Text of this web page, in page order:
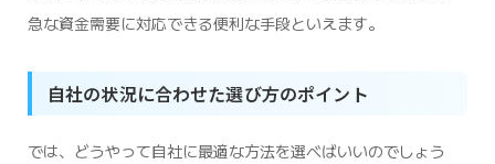
急な資金需要に対応できる便利な手段といえます。
自社の状況に合わせた選び方のポイント
では、どうやって自社に最適な方法を選べばいいのでしょう